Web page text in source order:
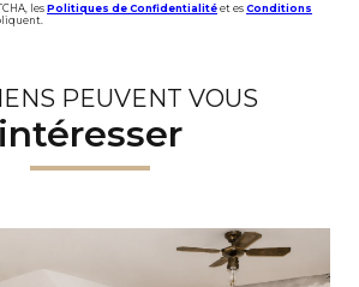
les Politiques de Confidentialité et es Conditions
PEUVENT VOUS
intéresser